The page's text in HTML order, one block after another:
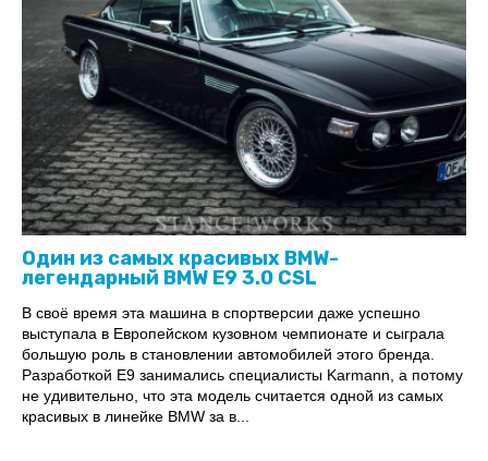
Один из самых красивых BMW-
легендарный BMW E9 3.0 CSL
В своё время эта машина в спортверсии даже успешно
выступала в Европейском кузовном чемпионате и сыграла
большую роль в становлении автомобилей этого бренда.
Разработкой E9 занимались специалисты Karmann, а потому
не удивительно, что эта модель считается одной из самых
красивых в линейке BMW за в...